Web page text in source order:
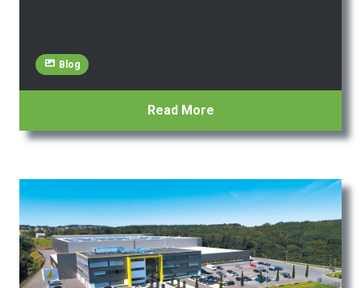
Blog
Read More